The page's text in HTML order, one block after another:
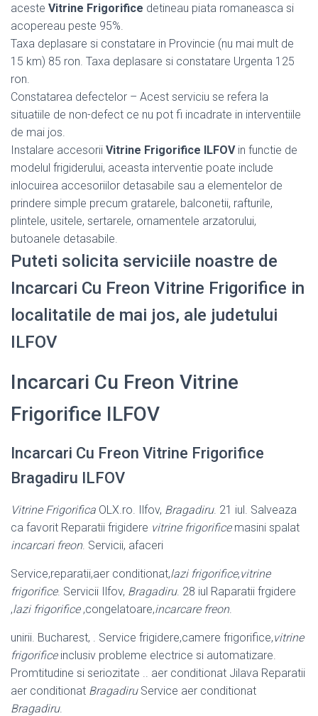
aceste Vitrine Frigorifice detineau piata romaneasca si
acopereau peste 95%.
Taxa deplasare si constatare in Provincie (nu mai mult de
15 km) 85 ron. Taxa deplasare si constatare Urgenta 125
ron.
Constatarea defectelor – Acest serviciu se refera la
situatiile de non-defect ce nu pot fi incadrate in interventiile
de mai jos.
Instalare accesorii Vitrine Frigorifice ILFOVin functie de
modelul frigiderului, aceasta interventie poate include
inlocuirea accesoriilor detasabile sau a elementelor de
prindere simple precum gratarele, balconetii, rafturile,
plintele, usitele, sertarele, ornamentele arzatorului,
butoanele detasabile.
Puteti solicita serviciile noastre de
Incarcari Cu Freon Vitrine Frigorifice in
localitatile de mai jos, ale judetului
ILFOV
Incarcari Cu Freon Vitrine
Frigorifice ILFOV
Incarcari Cu Freon Vitrine Frigorifice
Bragadiru ILFOV
Vitrine Frigorifica OLX.ro. Ilfov, Bragadiru. 21 iul. Salveaza
ca favorit Reparatii frigidere vitrine frigorificemasini spalat
incarcari freon. Servicii, afaceri
Service,reparatii,aer conditionat,lazi frigorifice,vitrine
frigorifice. Servicii Ilfov, Bragadiru. 28 iul Raparatii frgidere
,lazi frigorifice,congelatoare,incarcare freon.
unirii. Bucharest, . Service frigidere,camere frigorifice,vitrine
frigorificeinclusiv probleme electrice si automatizare.
Promtitudine si seriozitate .. aer conditionat Jilava Reparatii
aer conditionat BragadiruService aer conditionat
Bragadiru.